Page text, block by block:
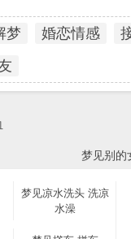
梦 婚恋情感
梦见别的
梦见凉水洗头 洗凉
水澡